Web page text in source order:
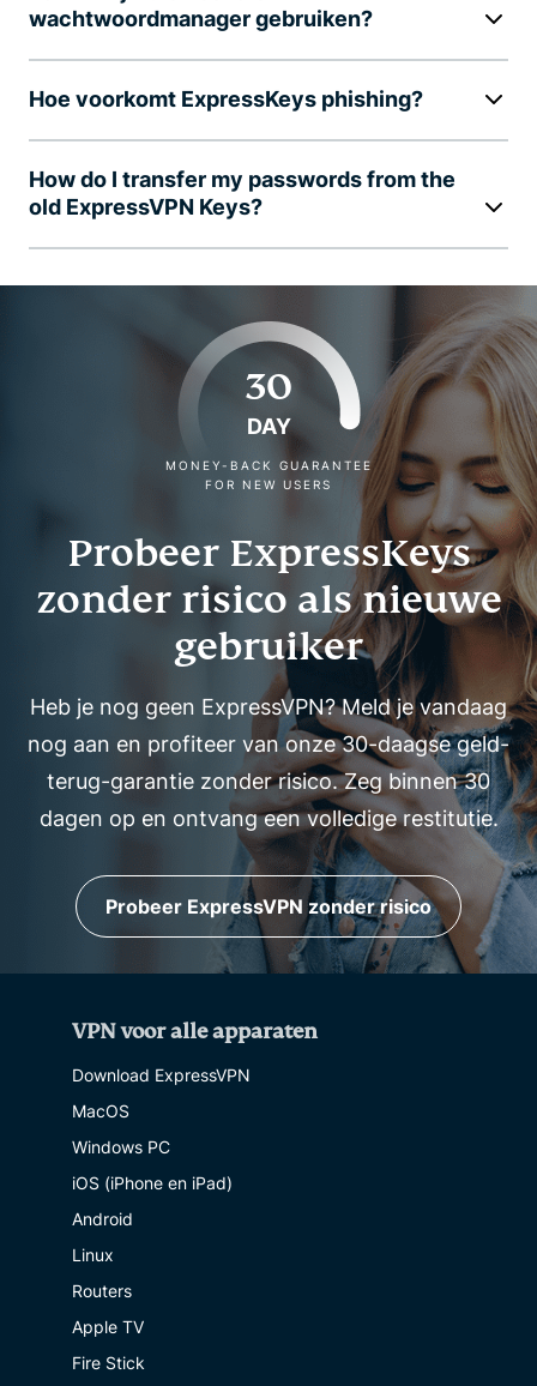
wachtwoordmanager gebruiken?
Hoe voorkomt ExpressKeys phishing?
How do I transfer my passwords from the
old ExpressVPN Keys?
30
DAY
MONEY-BACK GUARANTEE
FOR NEW USERS
Probeer ExpressKeys
zonder risico als nieuwe
gebruiker
Heb je nog geen ExpressVPN? Meld je vandaag
nog aan en profiteer van onze 30-daagse geld-
terug-garantie zonder risico. Zeg binnen 30
dagen op en ontvang een volledige restitutie.
Probeer ExpressVPN zonder risico
VPN voor alle apparaten
Download ExpressVPN
MacOS
Windows PC
iOS (iPhone en iPad)
Android
Linux
Routers
Apple TV
Fire Stick